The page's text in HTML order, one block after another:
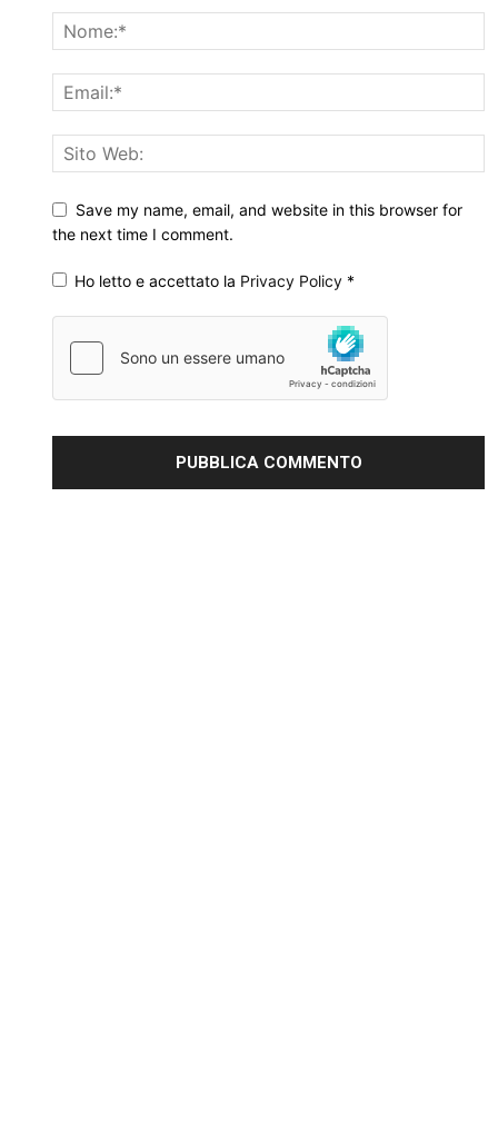
Save my name, email, and website in this browser for
the next time I comment.
Ho letto e accettato la Privacy Policy *